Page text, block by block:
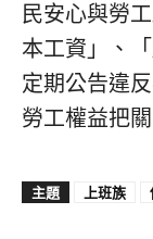
民安心與勞
本工資」、
定期公告違
勞工權益把關
主題 上班族